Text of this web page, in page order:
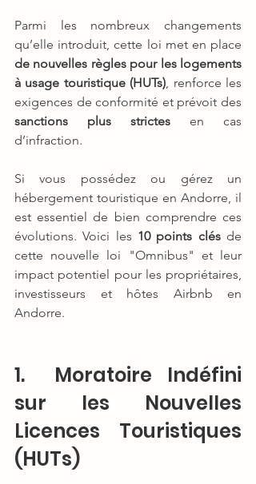
Parmi les nombreux changements
de nouvelles règles pour les logements
à usage touristique (HUTs), renforce les
sanctions plus strictes en cas
d’infraction.
Si vous possédez ou gérez un
hébergement touristique en Andorre, il
est essentiel de bien comprendre ces
évolutions. Voici les 10 points clés de
cette nouvelle loi "Omnibus" et leur
impact potentiel pour les propriétaires,
investisseurs et hôtes Airbnb en
Andorre.
1.  Moratoire Indéfini
sur les Nouvelles
Licences Touristiques
(HUTs)